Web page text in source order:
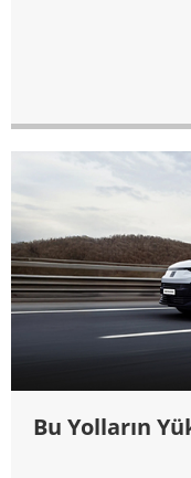
Bu Yolların